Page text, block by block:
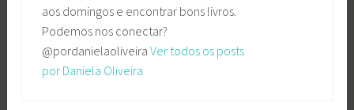
aos domingos e encontrar bons livros.
Podemos nos conectar?
@pordanielaoliveira Ver todos os posts
por Daniela Oliveira